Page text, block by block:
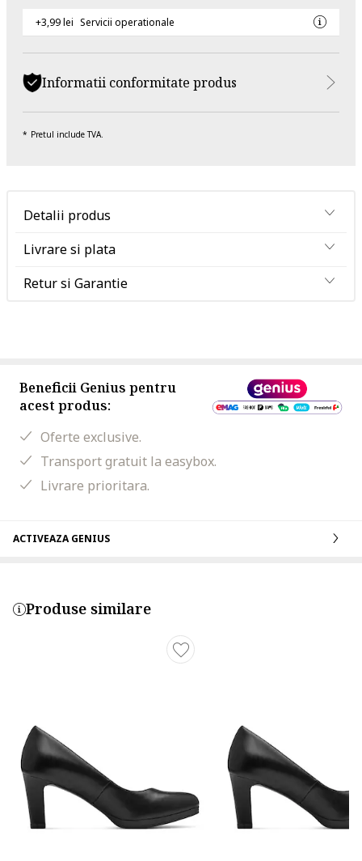
+3,99 lei Servicii operationale
Informatii conformitate produs
Pretul include TVA.
Detalii produs
Livrare si plata
Retur si Garantie
Beneficii Genius pentru
acest produs:
Oferte exclusive.
Transport gratuit la easybox.
Livrare prioritara.
ACTIVEAZA GENIUS
Produse similare